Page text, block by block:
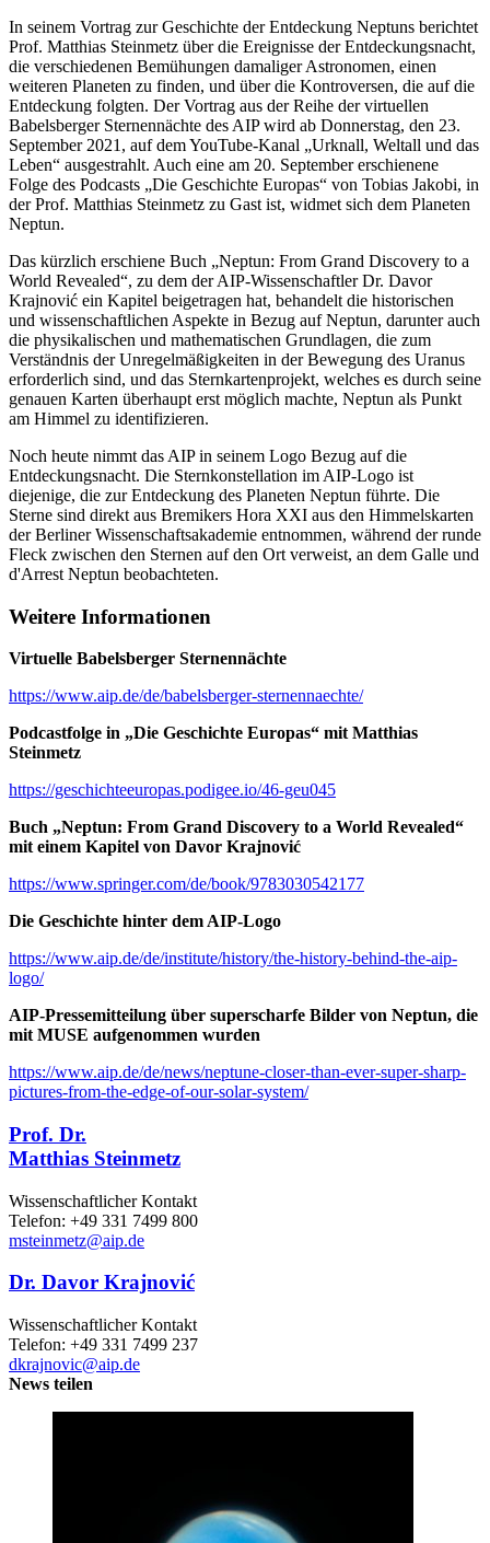
In seinem Vortrag zur Geschichte der Entdeckung Neptuns berichtet
Prof. Matthias Steinmetz über die Ereignisse der Entdeckungsnacht,
die verschiedenen Bemühungen damaliger Astronomen, einen
weiteren Planeten zu finden, und über die Kontroversen, die auf die
Entdeckung folgten. Der Vortrag aus der Reihe der virtuellen
Babelsberger Sternennächte des AIP wird ab Donnerstag, den 23.
September 2021, auf dem YouTube-Kanal „Urknall, Weltall und das
Leben“ ausgestrahlt. Auch eine am 20. September erschienene
Folge des Podcasts „Die Geschichte Europas“ von Tobias Jakobi, in
der Prof. Matthias Steinmetz zu Gast ist, widmet sich dem Planeten
Neptun.
Das kürzlich erschiene Buch „Neptun: From Grand Discovery to a
World Revealed“, zu dem der AIP-Wissenschaftler Dr. Davor
Krajnović ein Kapitel beigetragen hat, behandelt die historischen
und wissenschaftlichen Aspekte in Bezug auf Neptun, darunter auch
die physikalischen und mathematischen Grundlagen, die zum
Verständnis der Unregelmäßigkeiten in der Bewegung des Uranus
erforderlich sind, und das Sternkartenprojekt, welches es durch seine
genauen Karten überhaupt erst möglich machte, Neptun als Punkt
am Himmel zu identifizieren.
Noch heute nimmt das AIP in seinem Logo Bezug auf die
Entdeckungsnacht. Die Sternkonstellation im AIP-Logo ist
diejenige, die zur Entdeckung des Planeten Neptun führte. Die
Sterne sind direkt aus Bremikers Hora XXI aus den Himmelskarten
der Berliner Wissenschaftsakademie entnommen, während der runde
Fleck zwischen den Sternen auf den Ort verweist, an dem Galle und
d'Arrest Neptun beobachteten.
Weitere Informationen
Virtuelle Babelsberger Sternennächte
https://www.aip.de/de/babelsberger-sternennaechte/
Podcastfolge in „Die Geschichte Europas“ mit Matthias
Steinmetz
https://geschichteeuropas.podigee.io/46-geu045
Buch „Neptun: From Grand Discovery to a World Revealed“
mit einem Kapitel von Davor Krajnović
https://www.springer.com/de/book/9783030542177
Die Geschichte hinter dem AIP-Logo
https://www.aip.de/de/institute/history/the-history-behind-the-aip-
logo/
AIP-Pressemitteilung über superscharfe Bilder von Neptun, die
mit MUSE aufgenommen wurden
https://www.aip.de/de/news/neptune-closer-than-ever-super-sharp-
pictures-from-the-edge-of-our-solar-system/
Prof. Dr.
Matthias Steinmetz
Wissenschaftlicher Kontakt
Telefon: +49 331 7499 800
msteinmetz@aip.de
Dr. Davor Krajnović
Wissenschaftlicher Kontakt
Telefon: +49 331 7499 237
dkrajnovic@aip.de
News teilen